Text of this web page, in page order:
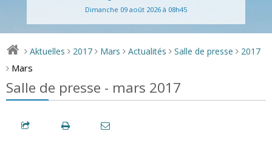
Dimanche 09 août 2026 à 08h45
> Aktuelles > 2017 > Mars > Actualités > Salle de presse > 2017
> Mars
Salle de presse - mars 2017